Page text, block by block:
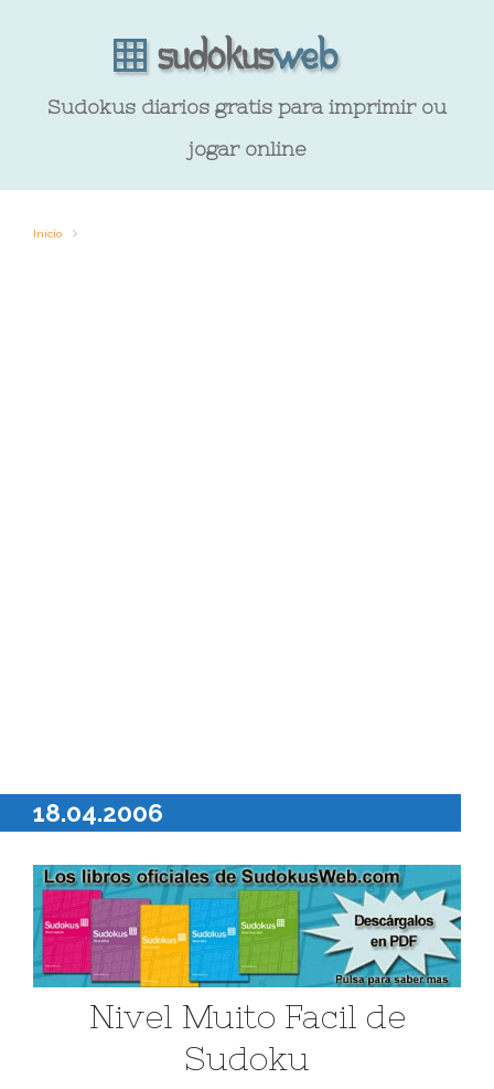
Sudokus diarios gratis para imprimir ou
jogar online
Início
18.04.2006
Nivel Muito Facil de
Sudoku